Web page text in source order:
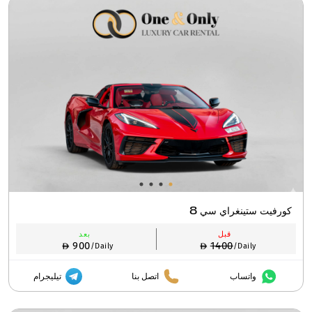
كورفيت ستينغراي سي 8
قبل
1400/Daily
بعد
900/Daily
واتساب اتصل بنا تيليجرام